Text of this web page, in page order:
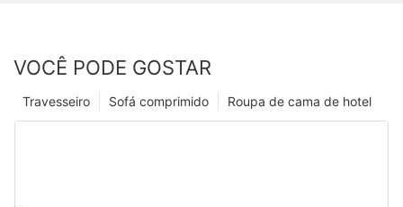
VOCÊ PODE GOSTAR
Roupa de cama de hotel
Sofá comprimido
Travesseiro